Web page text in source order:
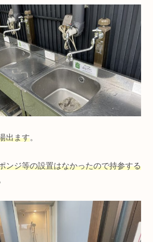
出ます。
ンジ等の設置はなかったので持参する